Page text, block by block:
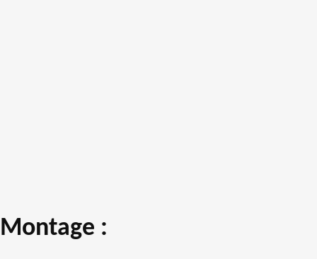
Montage :